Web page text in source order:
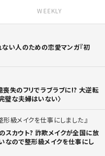
WEEKLY
ない人のための恋愛マンガ『初
喪失のフリでラブラブに!? 大逆転
璧な夫婦はいない〉
形級メイクを仕事にしました
スカウト? 詐欺メイクが全国に放
なので整形級メイクを仕事にし